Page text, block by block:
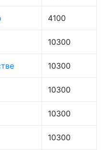
4100
10300
10300
10300
10300
10300